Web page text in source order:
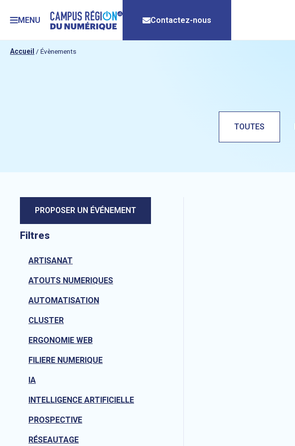
MENU Contactez-nous
Accueil / Évènements
TOUTES
PROPOSER UN ÉVÉNEMENT
Filtres
ARTISANAT
ATOUTS NUMERIQUES
AUTOMATISATION
CLUSTER
ERGONOMIE WEB
FILIERE NUMERIQUE
IA
INTELLIGENCE ARTIFICIELLE
PROSPECTIVE
RÉSEAUTAGE